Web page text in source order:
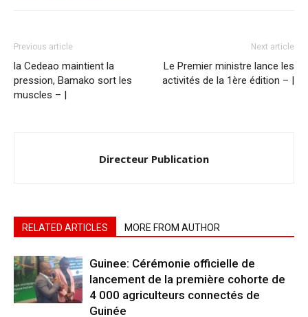
Previous article
la Cedeao maintient la
pression, Bamako sort les
muscles – |
Next article
Le Premier ministre lance les
activités de la 1ère édition – |
Directeur Publication
RELATED ARTICLES MORE FROM AUTHOR
Guinee: Cérémonie officielle de
lancement de la première cohorte de
4 000 agriculteurs connectés de
Guinée